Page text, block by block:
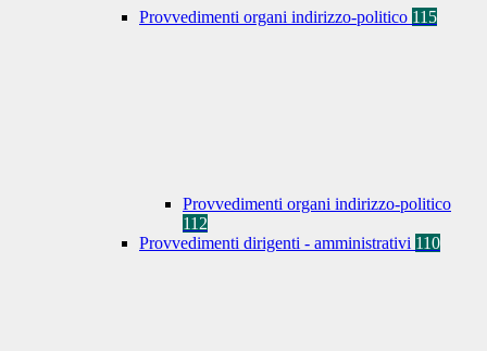
Provvedimenti organi indirizzo-politico 115
Provvedimenti organi indirizzo-politico
112
Provvedimenti dirigenti - amministrativi 110